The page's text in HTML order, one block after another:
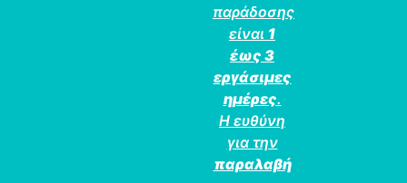
παράδοσης
είναι 1
έως 3
εργάσιμες
ημέρες.
Η ευθύνη
για την
παραλαβή